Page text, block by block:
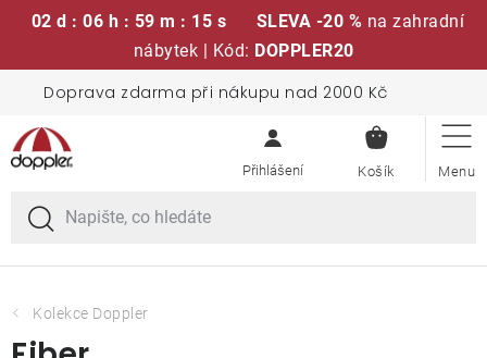
02 d : 06 h : 59 m : 14 s SLEVA -20 % na zahradní
nábytek | Kód: DOPPLER20
obsah
Doprava zdarma při nákupu nad 2000 Kč
KOŠÍK
Sedací soupravy
Slunečníky
Křesla a židle
Kolekce Doppler